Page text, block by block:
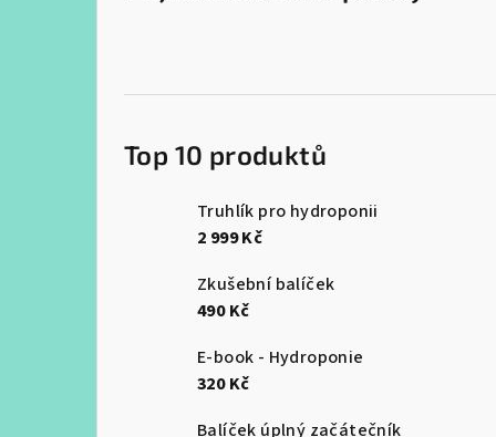
Top 10 produktů
Truhlík pro hydroponii
2 999 Kč
Zkušební balíček
490 Kč
E-book - Hydroponie
320 Kč
Balíček úplný začátečník